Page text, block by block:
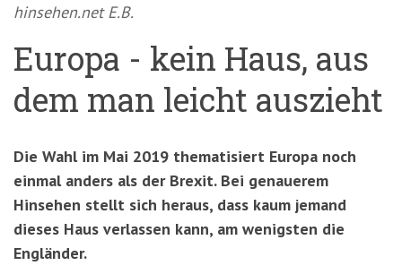
hinsehen.net E.B.
Europa - kein Haus, aus
dem man leicht auszieht
Die Wahl im Mai 2019 thematisiert Europa noch
einmal anders als der Brexit. Bei genauerem
Hinsehen stellt sich heraus, dass kaum jemand
dieses Haus verlassen kann, am wenigsten die
Engländer.